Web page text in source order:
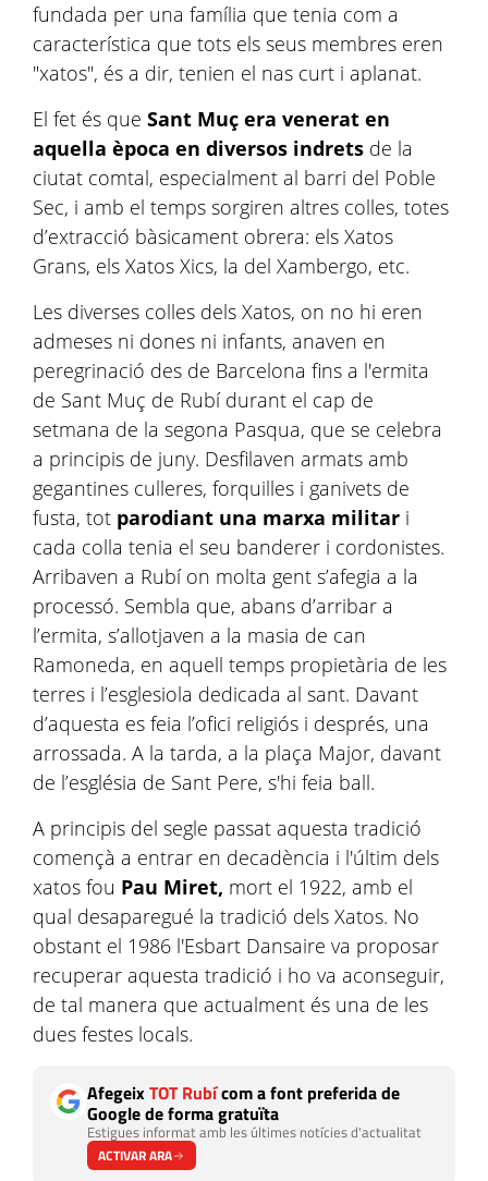
fundada per una família que tenia com a
característica que tots els seus membres eren
"xatos", és a dir, tenien el nas curt i aplanat.
El fet és que Sant Muç era venerat en
aquella època en diversos indrets de la
ciutat comtal, especialment al barri del Poble
Sec, i amb el temps sorgiren altres colles, totes
d’extracció bàsicament obrera: els Xatos
Grans, els Xatos Xics, la del Xambergo, etc.
Les diverses colles dels Xatos, on no hi eren
admeses ni dones ni infants, anaven en
peregrinació des de Barcelona fins a l'ermita
de Sant Muç de Rubí durant el cap de
setmana de la segona Pasqua, que se celebra
a principis de juny. Desfilaven armats amb
gegantines culleres, forquilles i ganivets de
fusta, tot parodiant una marxa militar i
cada colla tenia el seu banderer i cordonistes.
Arribaven a Rubí on molta gent s’afegia a la
processó. Sembla que, abans d’arribar a
l’ermita, s’allotjaven a la masia de can
Ramoneda, en aquell temps propietària de les
terres i l’esglesiola dedicada al sant. Davant
d’aquesta es feia l’ofici religiós i després, una
arrossada. A la tarda, a la plaça Major, davant
de l’església de Sant Pere, s'hi feia ball.
A principis del segle passat aquesta tradició
començà a entrar en decadència i l'últim dels
xatos fou Pau Miret, mort el 1922, amb el
qual desaparegué la tradició dels Xatos. No
obstant el 1986 l'Esbart Dansaire va proposar
recuperar aquesta tradició i ho va aconseguir,
de tal manera que actualment és una de les
dues festes locals.
AfegeixTOT Rubícom a font preferida de
Google de forma gratuïta
Estigues informat amb les últimes notícies d'actualitat
ACTIVAR ARA